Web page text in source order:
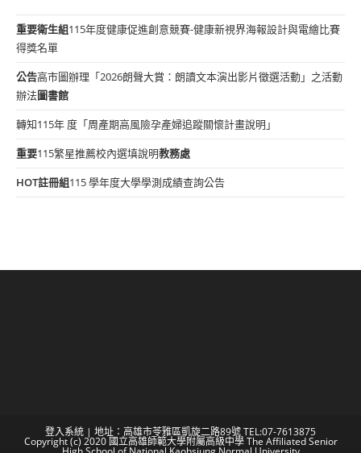
重要衛生組115年度健康促進創意競賽-健康新視界海報設計與電繪比賽
得獎名單
公告高市圖辦理「2026朗聲大賞：朗讀文本演出影片徵選活動」之活動
辦法圖書館
轉知115年 度「周產期高風險孕產婦追蹤關懷計畫說明」
重要115繁星推薦校內選填說明教務處
HOT註冊組115 學年度大學學測成績查詢公告
登入系統 | 地址：高雄市苓雅區凱旋二路89號 TEL:07-7613875
Copyright (c) 2020 國立高雄師範大學附屬高級中學 The Affiliated Senior